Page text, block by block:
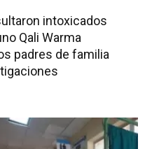
intoxicados
Qali Warma
padres de familia